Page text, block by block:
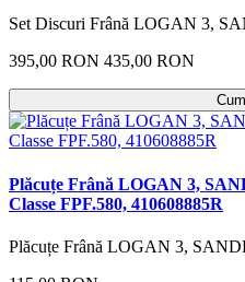
Set Discuri Frână LOGAN 3,
395,00 RON 435,00 RON
Plăcuțe Frână LOGAN 3,
Classe FPF.580, 410608885R
Plăcuțe Frână LOGAN 3,